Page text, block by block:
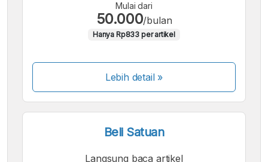
Mulai dari
50.000/bulan
Hanya Rp833 per artikel
Lebih detail »
Beli Satuan
Langsung baca artikel